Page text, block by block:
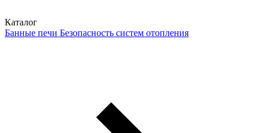
Каталог
Банные печи Безопасность систем отопления